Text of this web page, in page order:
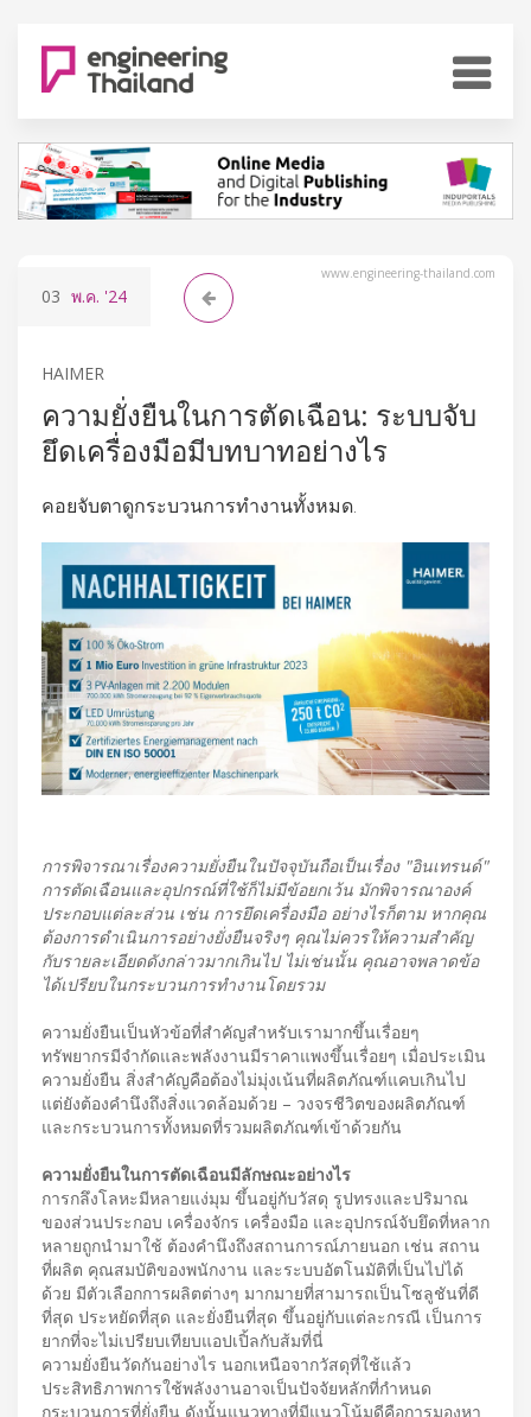
www.engineering-thailand.com
03 พ.ค. '24
HAIMER
ความยั่งยืนในการตัดเฉือน: ระบบจับ
ยึดเครื่องมือมีบทบาทอย่างไร
คอยจับตาดูกระบวนการทำงานทั้งหมด.
การพิจารณาเรื่องความยั่งยืนในปัจจุบันถือเป็นเรื่อง "อินเทรนด์"
การตัดเฉือนและอุปกรณ์ที่ใช้ก็ไม่มีข้อยกเว้น มักพิจารณาองค์
ประกอบแต่ละส่วน เช่น การยึดเครื่องมือ อย่างไรก็ตาม หากคุณ
ต้องการดำเนินการอย่างยั่งยืนจริงๆ คุณไม่ควรให้ความสำคัญ
กับรายละเอียดดังกล่าวมากเกินไป ไม่เช่นนั้น คุณอาจพลาดข้อ
ได้เปรียบในกระบวนการทำงานโดยรวม
ความยั่งยืนเป็นหัวข้อที่สำคัญสำหรับเรามากขึ้นเรื่อยๆ
ทรัพยากรมีจำกัดและพลังงานมีราคาแพงขึ้นเรื่อยๆ เมื่อประเมิน
ความยั่งยืน สิ่งสำคัญคือต้องไม่มุ่งเน้นที่ผลิตภัณฑ์แคบเกินไป
แต่ยังต้องคำนึงถึงสิ่งแวดล้อมด้วย – วงจรชีวิตของผลิตภัณฑ์
และกระบวนการทั้งหมดที่รวมผลิตภัณฑ์เข้าด้วยกัน
ความยั่งยืนในการตัดเฉือนมีลักษณะอย่างไร
การกลึงโลหะมีหลายแง่มุม ขึ้นอยู่กับวัสดุ รูปทรงและปริมาณ
ของส่วนประกอบ เครื่องจักร เครื่องมือ และอุปกรณ์จับยึดที่หลาก
หลายถูกนำมาใช้ ต้องคำนึงถึงสถานการณ์ภายนอก เช่น สถาน
ที่ผลิต คุณสมบัติของพนักงาน และระบบอัตโนมัติที่เป็นไปได้
ด้วย มีตัวเลือกการผลิตต่างๆ มากมายที่สามารถเป็นโซลูชันที่ดี
ที่สุด ประหยัดที่สุด และยั่งยืนที่สุด ขึ้นอยู่กับแต่ละกรณี เป็นการ
ยากที่จะไม่เปรียบเทียบแอปเปิ้ลกับส้มที่นี่
ความยั่งยืนวัดกันอย่างไร นอกเหนือจากวัสดุที่ใช้แล้ว
ประสิทธิภาพการใช้พลังงานอาจเป็นปัจจัยหลักที่กำหนด
กระบวนการที่ยั่งยืน ดังนั้นแนวทางที่มีแนวโน้มดีคือการมองหา